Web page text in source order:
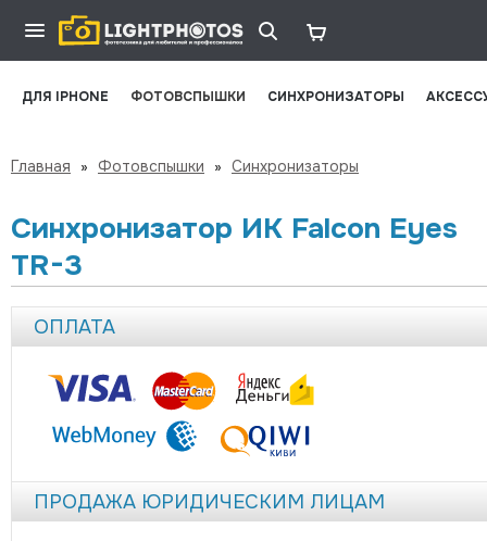
ДЛЯ IPHONE ФОТОВСПЫШКИ СИНХРОНИЗАТОРЫ
Главная » Фотовспышки » Синхронизаторы
Синхронизатор ИК Falcon Eyes
TR-3
ОПЛАТА
ПРОДАЖА ЮРИДИЧЕСКИМ ЛИЦАМ